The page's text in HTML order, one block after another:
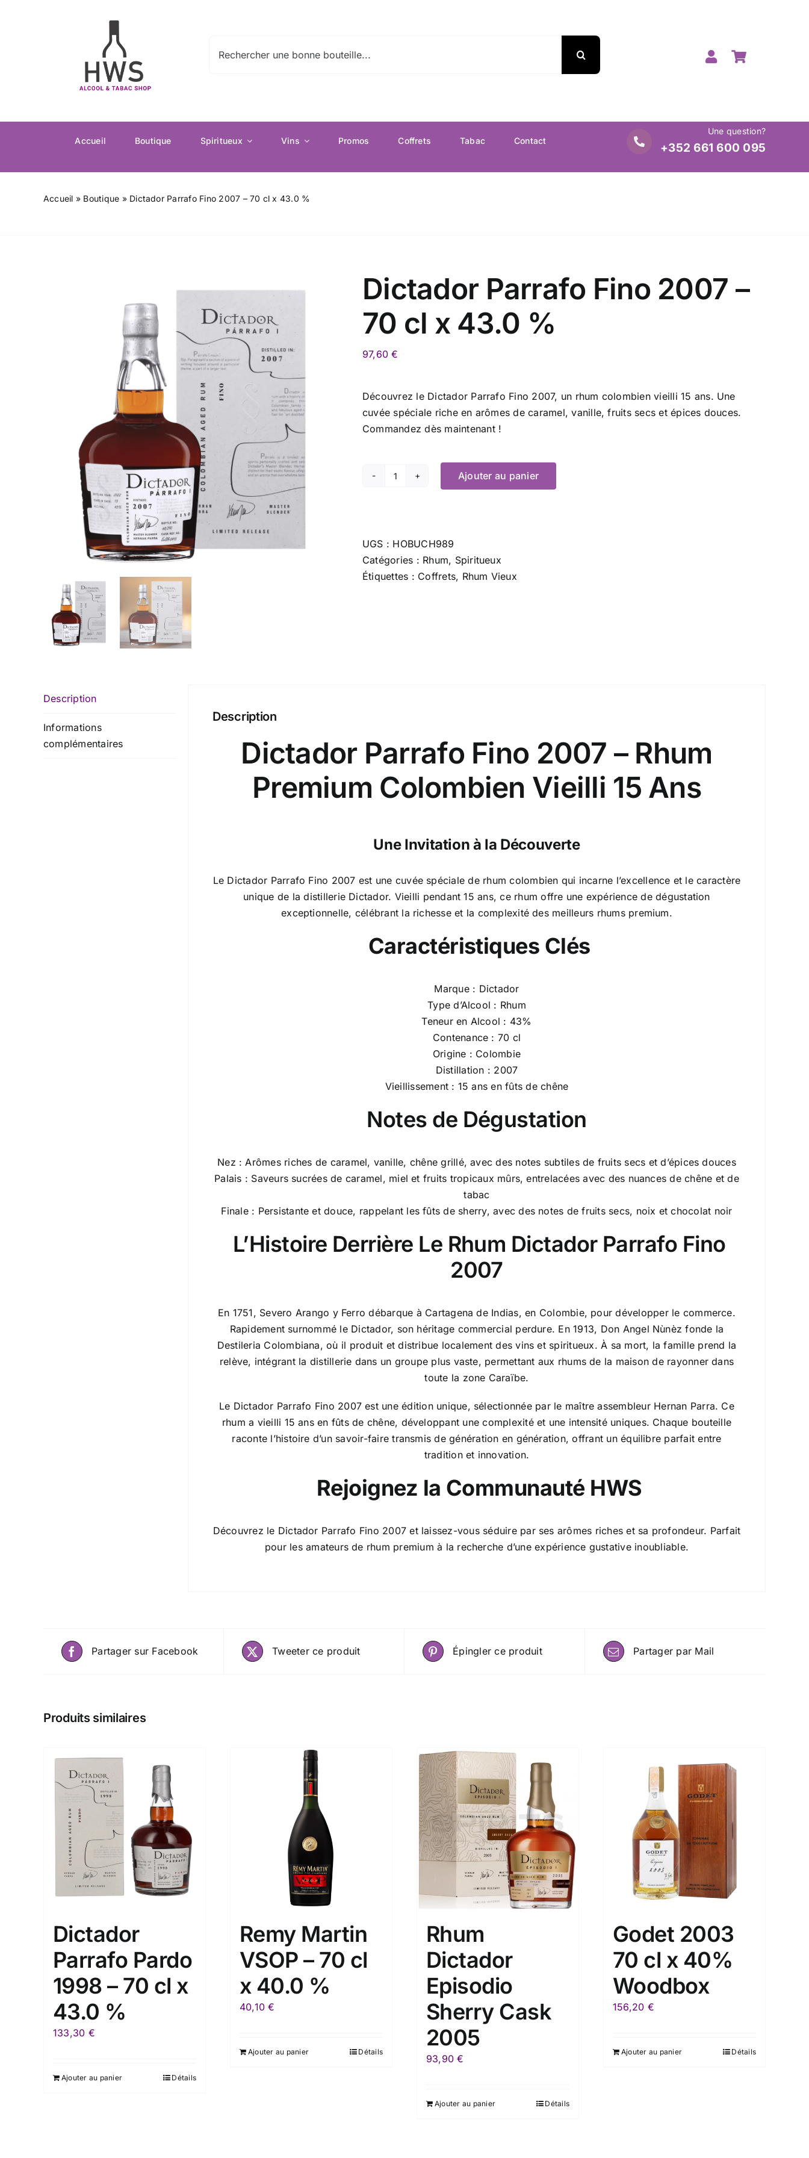
Accueil Boutique Spiritueux Vins Promos Coffrets Tabac Contact
Une question?
+352 661 600 095
Accueil » Boutique » Dictador Parrafo Fino 2007 – 70 cl x 43.0 %
Dictador Parrafo Fino 2007 –
70 cl x 43.0 %
97,60€
Découvrez le Dictador Parrafo Fino 2007, un rhum colombien vieilli 15 ans. Une
cuvée spéciale riche en arômes de caramel, vanille, fruits secs et épices douces.
Commandez dès maintenant !
quantité
Fino
2007
-
Ajouter au panier
UGS : HOBUCH989
Catégories : Rhum, Spiritueux
Étiquettes : Coffrets, Rhum Vieux
Description
Informations
complémentaires
Description
Dictador Parrafo Fino 2007 – Rhum
Premium Colombien Vieilli 15 Ans
Une Invitation à la Découverte
Le Dictador Parrafo Fino 2007 est une cuvée spéciale de rhum colombien qui incarne l’excellence et le caractère
unique de la distillerie Dictador. Vieilli pendant 15 ans, ce rhum offre une expérience de dégustation
exceptionnelle, célébrant la richesse et la complexité des meilleurs rhums premium.
Caractéristiques Clés
Marque : Dictador
Type d’Alcool : Rhum
Teneur en Alcool : 43%
Contenance : 70 cl
Origine : Colombie
Distillation : 2007
Vieillissement : 15 ans en fûts de chêne
Notes de Dégustation
Nez : Arômes riches de caramel, vanille, chêne grillé, avec des notes subtiles de fruits secs et d’épices douces
Palais : Saveurs sucrées de caramel, miel et fruits tropicaux mûrs, entrelacées avec des nuances de chêne et de
tabac
Finale : Persistante et douce, rappelant les fûts de sherry, avec des notes de fruits secs, noix et chocolat noir
L’Histoire Derrière Le Rhum Dictador Parrafo Fino
2007
En 1751, Severo Arango y Ferro débarque à Cartagena de Indias, en Colombie, pour développer le commerce.
Rapidement surnommé le Dictador, son héritage commercial perdure. En 1913, Don Angel Nùnèz fonde la
Destileria Colombiana, où il produit et distribue localement des vins et spiritueux. À sa mort, la famille prend la
relève, intégrant la distillerie dans un groupe plus vaste, permettant aux rhums de la maison de rayonner dans
toute la zone Caraïbe.
Le Dictador Parrafo Fino 2007 est une édition unique, sélectionnée par le maître assembleur Hernan Parra. Ce
rhum a vieilli 15 ans en fûts de chêne, développant une complexité et une intensité uniques. Chaque bouteille
raconte l’histoire d’un savoir-faire transmis de génération en génération, offrant un équilibre parfait entre
tradition et innovation.
Rejoignez la Communauté HWS
Découvrez le Dictador Parrafo Fino 2007 et laissez-vous séduire par ses arômes riches et sa profondeur. Parfait
pour les amateurs de rhum premium à la recherche d’une expérience gustative inoubliable.
Partager sur Facebook Tweeter ce produit Épingler ce produit Partager par Mail
Produits similaires
Dictador
Parrafo Pardo
1998 – 70 cl x
43.0 %
133,30 €
Ajouter au panier Détails
Remy Martin
VSOP – 70 cl
x 40.0 %
40,10€
Ajouter au panier Détails
Rhum
Dictador
Episodio
Sherry Cask
2005
93,90€
Ajouter au panier Détails
Godet 2003
70 cl x 40%
Woodbox
156,20 €
Ajouter au panier Détails